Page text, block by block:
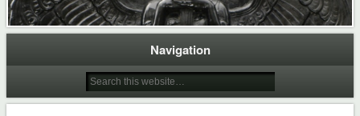
Navigation